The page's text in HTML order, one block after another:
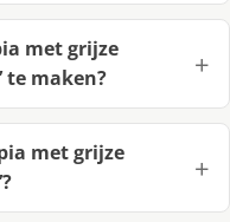
met grijze
te maken?
met grijze